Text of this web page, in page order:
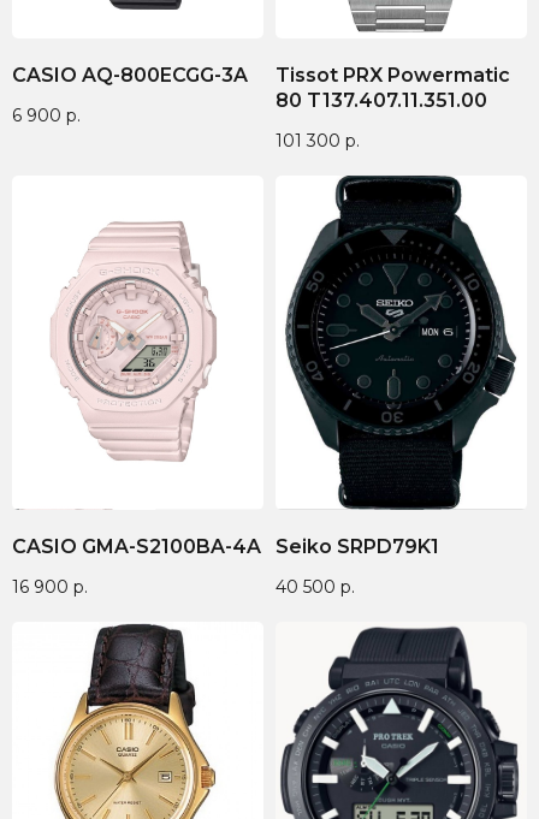
CASIO AQ-800ECGG-3A
6 900 р.
Tissot PRX Powermatic
80 T137.407.11.351.00
101 300 р.
CASIO GMA-S2100BA-4A
16 900 р.
Seiko SRPD79K1
40 500 р.